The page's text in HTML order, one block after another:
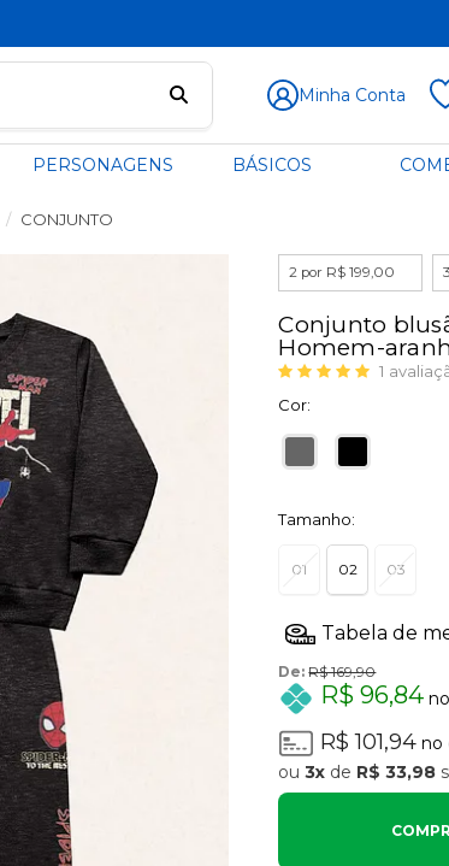
Minha Conta
PERSONAGENS BÁSICOS
CONJUNTO
2 por R$ 199,00
Conjunto
Homem-
1
Cor:
Tamanho:
01 02 03
De:R$ 169,90
R$ 96,84
R$ 101,94 no
3x de R$ 33,98